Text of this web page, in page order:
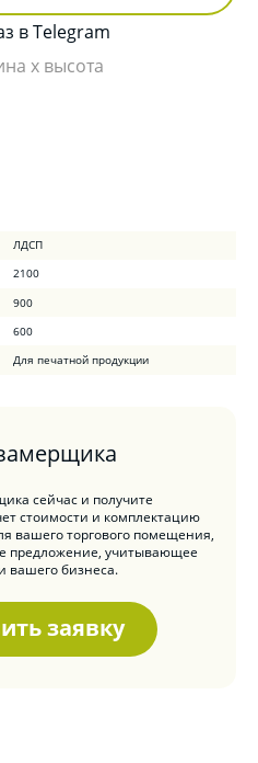
в Telegram
x высота
ЛДСП
2100
900
600
Для печатной продукции
сейчас и получите
стоимости и комплектацию
вашего торгового помещения,
предложение, учитывающее
вашего бизнеса.
заявку